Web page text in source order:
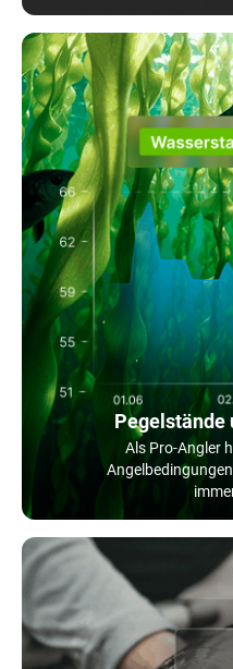
Pegelstände
Als Pro-Angler